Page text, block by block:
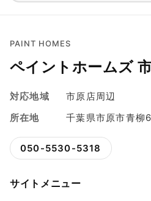
PAINT HOMES
ペイントホームズ
対応地域
市原店周辺
所在地
千葉県市原市青柳
050-5530-5318
サイトメニュー